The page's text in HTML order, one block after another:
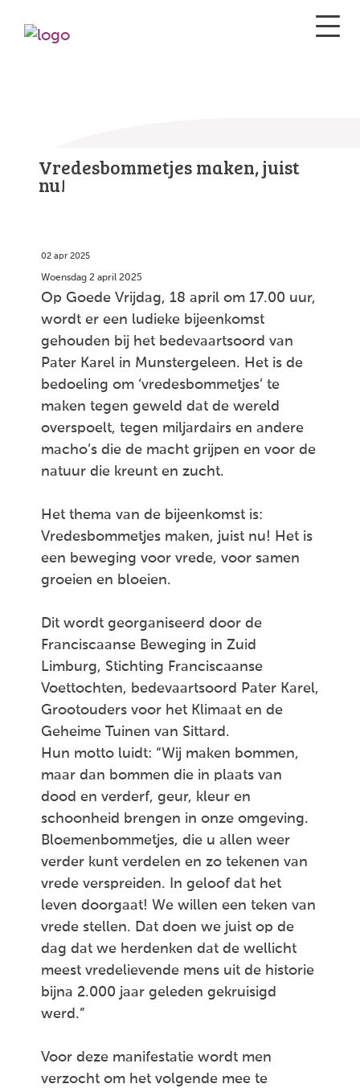
Vredesbommetjes maken, juist
nu!
02 apr 2025
Woensdag 2 april 2025
Op Goede Vrijdag, 18 april om 17.00 uur,
wordt er een ludieke bijeenkomst
gehouden bij het bedevaartsoord van
Pater Karel in Munstergeleen. Het is de
bedoeling om ‘vredesbommetjes’ te
maken tegen geweld dat de wereld
overspoelt, tegen miljardairs en andere
macho’s die de macht grijpen en voor de
natuur die kreunt en zucht.
Het thema van de bijeenkomst is:
Vredesbommetjes maken, juist nu! Het is
een beweging voor vrede, voor samen
groeien en bloeien.
Dit wordt georganiseerd door de
Franciscaanse Beweging in Zuid
Limburg, Stichting Franciscaanse
Voettochten, bedevaartsoord Pater Karel,
Grootouders voor het Klimaat en de
Geheime Tuinen van Sittard.
Hun motto luidt: “Wij maken bommen,
maar dan bommen die in plaats van
dood en verderf, geur, kleur en
schoonheid brengen in onze omgeving.
Bloemenbommetjes, die u allen weer
verder kunt verdelen en zo tekenen van
vrede verspreiden. In geloof dat het
leven doorgaat! We willen een teken van
vrede stellen. Dat doen we juist op de
dag dat we herdenken dat de wellicht
meest vredelievende mens uit de historie
bijna 2.000 jaar geleden gekruisigd
werd.”
Voor deze manifestatie wordt men
verzocht om het volgende mee te